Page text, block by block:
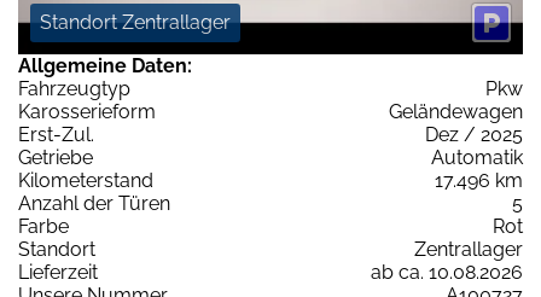
Standort Zentrallager
Allgemeine Daten:
Fahrzeugtyp
Pkw
Karosserieform
Geländewagen
Erst-Zul.
Dez / 2025
Getriebe
Automatik
Kilometerstand
17.496 km
Anzahl der Türen
5
Farbe
Rot
Standort
Zentrallager
Lieferzeit
ab ca. 10.08.2026